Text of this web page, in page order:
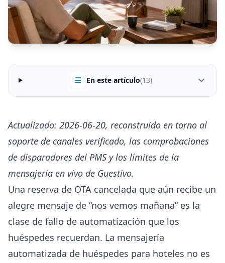
☰ En este artículo(13)
Actualizado: 2026-06-20, reconstruido en torno al
soporte de canales verificado, las comprobaciones
de disparadores del PMS y los límites de la
mensajería en vivo de Guestivo.
Una reserva de OTA cancelada que aún recibe un
alegre mensaje de “nos vemos mañana” es la
clase de fallo de automatización que los
huéspedes recuerdan. La mensajería
automatizada de huéspedes para hoteles no es